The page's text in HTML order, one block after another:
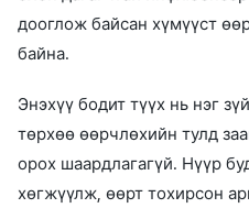
дооглож байсан хүмүүст
байна.
Энэхүү бодит түүх нь нэг
төрхөө өөрчлөхийн тулд
орох шаардлагагүй. Нүүр
хөгжүүлж, өөрт тохирсон